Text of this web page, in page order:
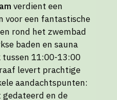
verdient een
voor een fantastische
rond het zwembad
baden en sauna
11:00-13:00
levert prachtige
aandachtspunten:
gedateerd en de